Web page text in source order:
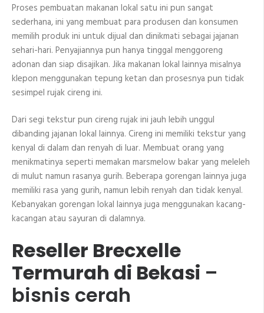
Proses pembuatan makanan lokal satu ini pun sangat
sederhana, ini yang membuat para produsen dan konsumen
memilih produk ini untuk dijual dan dinikmati sebagai jajanan
sehari-hari. Penyajiannya pun hanya tinggal menggoreng
adonan dan siap disajikan. Jika makanan lokal lainnya misalnya
klepon menggunakan tepung ketan dan prosesnya pun tidak
sesimpel rujak cireng ini.
Dari segi tekstur pun cireng rujak ini jauh lebih unggul
dibanding jajanan lokal lainnya. Cireng ini memiliki tekstur yang
kenyal di dalam dan renyah di luar. Membuat orang yang
menikmatinya seperti memakan marsmelow bakar yang meleleh
di mulut namun rasanya gurih. Beberapa gorengan lainnya juga
memiliki rasa yang gurih, namun lebih renyah dan tidak kenyal.
Kebanyakan gorengan lokal lainnya juga menggunakan kacang-
kacangan atau sayuran di dalamnya.
Reseller Brecxelle
Termurah di Bekasi –
bisnis cerah